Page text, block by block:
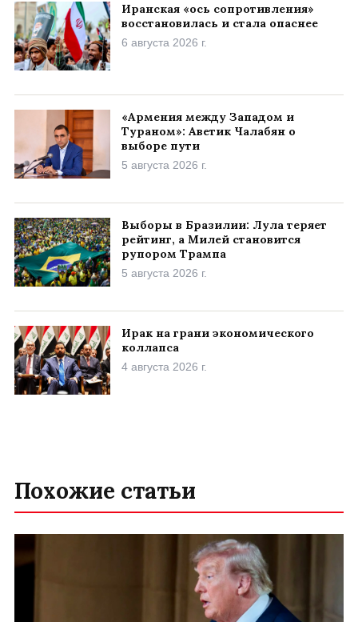
Иранская «ось сопротивления»
восстановилась и стала опаснее
6 августа 2026 г.
«Армения между Западом и
Тураном»: Аветик Чалабян о
выборе пути
5 августа 2026 г.
Выборы в Бразилии: Лула теряет
рейтинг, а Милей становится
рупором Трампа
5 августа 2026 г.
Ирак на грани экономического
коллапса
4 августа 2026 г.
Похожие статьи